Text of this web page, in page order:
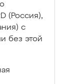
(Россия),
с
без этой